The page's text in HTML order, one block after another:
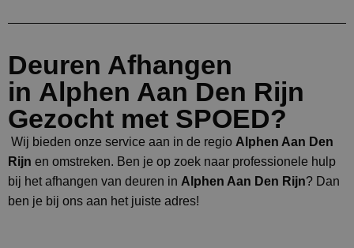
Deuren Afhangen
in Alphen Aan Den Rijn
Gezocht met SPOED?
Wij bieden onze service aan in de regio Alphen Aan Den
Rijn en omstreken. Ben je op zoek naar professionele hulp
bij het afhangen van deuren in Alphen Aan Den Rijn? Dan
ben je bij ons aan het juiste adres!